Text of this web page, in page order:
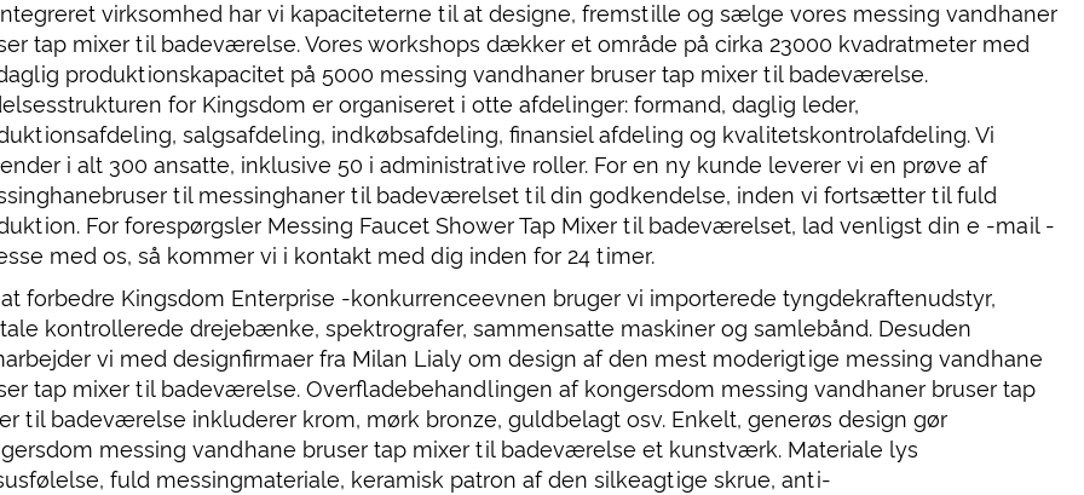
virksomhed har vi kapaciteterne til at designe, fremstille og sælge vores messing vandhaner
tap mixer til badeværelse. Vores workshops dækker et område på cirka 23000 kvadratmeter med
produktionskapacitet på 5000 messing vandhaner bruser tap mixer til badeværelse.
for Kingsdom er organiseret i otte afdelinger: formand, daglig leder,
salgsafdeling, indkøbsafdeling, finansiel afdeling og kvalitetskontrolafdeling. Vi
i alt 300 ansatte, inklusive 50 i administrative roller. For en ny kunde leverer vi en prøve af
til messinghaner til badeværelset til din godkendelse, inden vi fortsætter til fuld
For forespørgsler Messing Faucet Shower Tap Mixer til badeværelset, lad venligst din e -mail -
med os, så kommer vi i kontakt med dig inden for 24 timer.
at forbedre Kingsdom Enterprise -konkurrenceevnen bruger vi importerede tyngdekraftenudstyr,
kontrollerede drejebænke, spektrografer, sammensatte maskiner og samlebånd. Desuden
vi med designfirmaer fra Milan Lialy om design af den mest moderigtige messing vandhane
tap mixer til badeværelse. Overfladebehandlingen af ​​kongersdom messing vandhaner bruser tap
til badeværelse inkluderer krom, mørk bronze, guldbelagt osv. Enkelt, generøs design gør
messing vandhane bruser tap mixer til badeværelse et kunstværk. Materiale lys
fuld messingmateriale, keramisk patron af den silkeagtige skrue, anti-